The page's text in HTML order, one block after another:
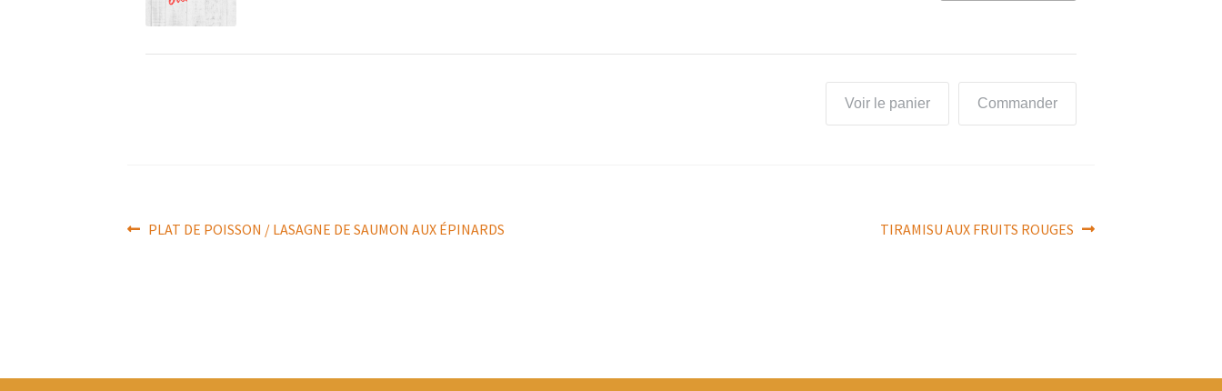
Commander
Voir le panier
Navigation
Article
PLAT DE POISSON / LASAGNE DE SAUMON AUX ÉPINARDS
Article
TIRAMISU AUX FRUITS ROUGES